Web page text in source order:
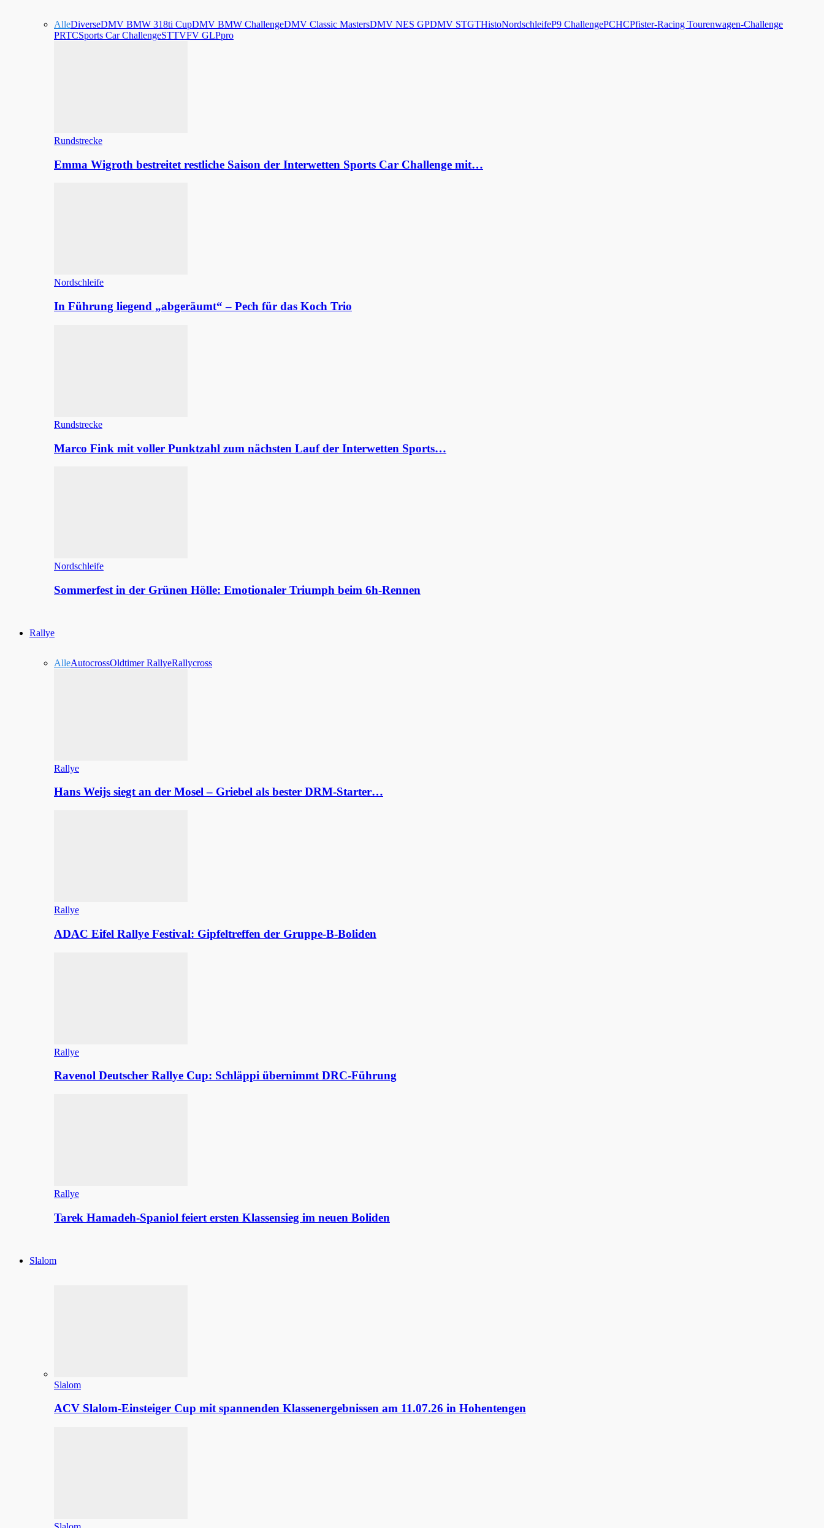
AlleDiverseDMV BMW 318ti CupDMV BMW ChallengeDMV Classic MastersDMV NES GPDMV STGTHistoNordschleifeP9 ChallengePCHCPfister-Racing Tourenwagen-Challenge
PRTCSports Car ChallengeSTTVFV GLPpro
Rundstrecke
Emma Wigroth bestreitet restliche Saison der Interwetten Sports Car Challenge mit…
Nordschleife
In Führung liegend „abgeräumt“ – Pech für das Koch Trio
Rundstrecke
Marco Fink mit voller Punktzahl zum nächsten Lauf der Interwetten Sports…
Nordschleife
Sommerfest in der Grünen Hölle: Emotionaler Triumph beim 6h-Rennen
Rallye
AlleAutocrossOldtimer RallyeRallycross
Rallye
Hans Weijs siegt an der Mosel – Griebel als bester DRM-Starter…
Rallye
ADAC Eifel Rallye Festival: Gipfeltreffen der Gruppe-B-Boliden
Rallye
Ravenol Deutscher Rallye Cup: Schläppi übernimmt DRC-Führung
Rallye
Tarek Hamadeh-Spaniol feiert ersten Klassensieg im neuen Boliden
Slalom
Slalom
ACV Slalom-Einsteiger Cup mit spannenden Klassenergebnissen am 11.07.26 in Hohentengen